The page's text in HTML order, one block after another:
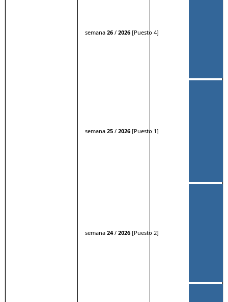
semana 26/ 2026[Puesto 4]
semana 25/ 2026[Puesto 1]
semana 24/ 2026[Puesto 2]